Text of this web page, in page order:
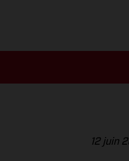
12 juin